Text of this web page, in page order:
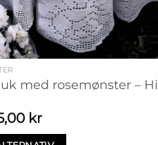
med rosemønster – Hi
kr